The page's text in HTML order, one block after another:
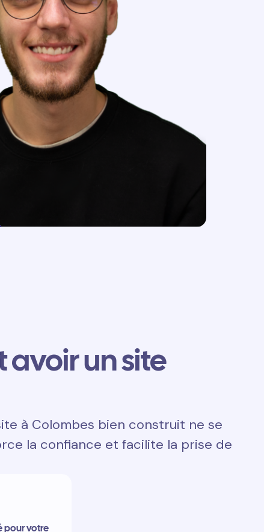
avoir un site
à Colombes bien construit ne se
la confiance et facilite la prise de
pour votre